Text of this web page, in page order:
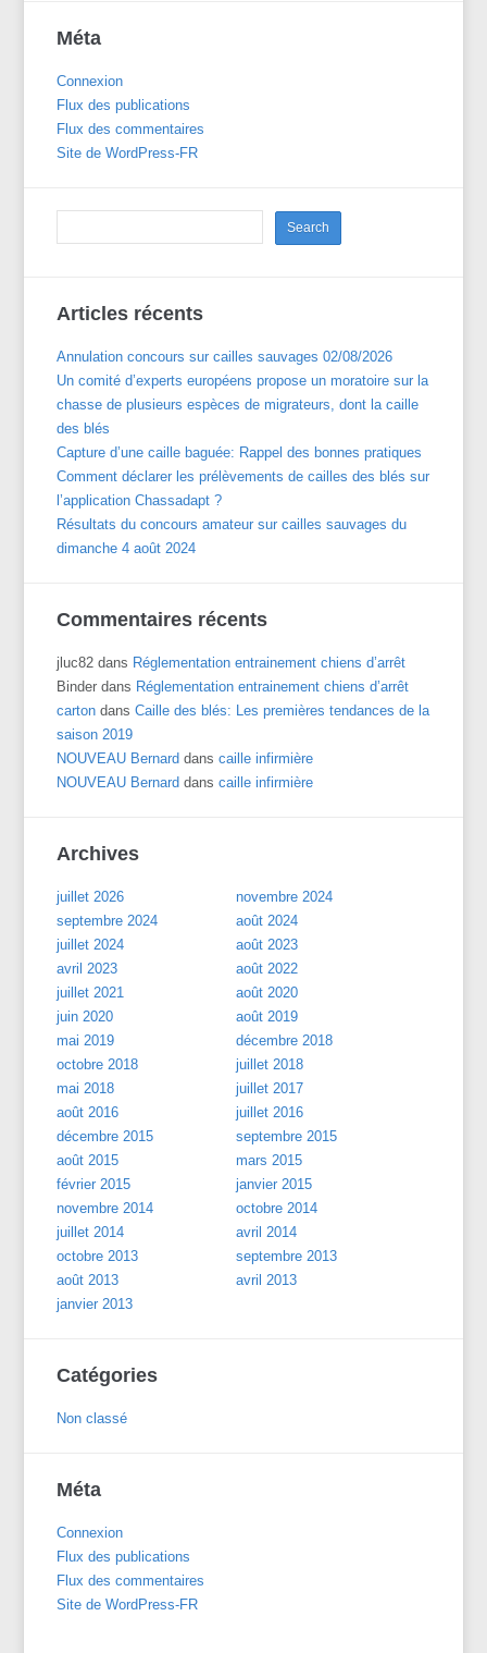
Méta
Connexion
Flux des publications
Flux des commentaires
Site de WordPress-FR
Articles récents
Annulation concours sur cailles sauvages 02/08/2026
Un comité d’experts européens propose un moratoire sur la
chasse de plusieurs espèces de migrateurs, dont la caille
des blés
Capture d’une caille baguée: Rappel des bonnes pratiques
Comment déclarer les prélèvements de cailles des blés sur
l’application Chassadapt ?
Résultats du concours amateur sur cailles sauvages du
dimanche 4 août 2024
Commentaires récents
jluc82 dans Réglementation entrainement chiens d’arrêt
Binder dans Réglementation entrainement chiens d’arrêt
carton dansCaille des blés: Les premières tendances de la
saison 2019
NOUVEAU Bernard danscaille infirmière
NOUVEAU Bernard danscaille infirmière
Archives
juillet 2026
novembre 2024
septembre 2024
août 2024
juillet 2024
août 2023
avril 2023
août 2022
juillet 2021
août 2020
juin 2020
août 2019
mai 2019
décembre 2018
octobre 2018
juillet 2018
mai 2018
juillet 2017
août 2016
juillet 2016
décembre 2015
septembre 2015
août 2015
mars 2015
février 2015
janvier 2015
novembre 2014
octobre 2014
juillet 2014
avril 2014
octobre 2013
septembre 2013
août 2013
avril 2013
janvier 2013
Catégories
Non classé
Méta
Connexion
Flux des publications
Flux des commentaires
Site de WordPress-FR